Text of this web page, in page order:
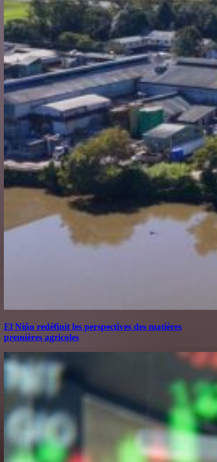
El Niño redéfinit les perspectives des matières
premières agricoles